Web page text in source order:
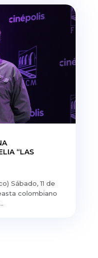
“LAS
Sábado, 11 de
colombiano